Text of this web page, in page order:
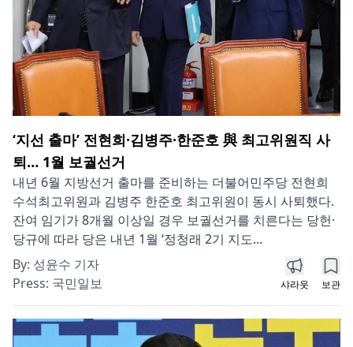
‘지선 출마’ 전현희·김병주·한준호 與 최고위원직 사
퇴… 1월 보궐선거
내년 6월 지방선거 출마를 준비하는 더불어민주당 전현희
수석최고위원과 김병주 한준호 최고위원이 동시 사퇴했다.
잔여 임기가 8개월 이상일 경우 보궐선거를 치른다는 당헌·
당규에 따라 당은 내년 1월 ‘정청래 2기 지도...
By: 성윤수 기자
Press: 국민일보 샤라웃 보관